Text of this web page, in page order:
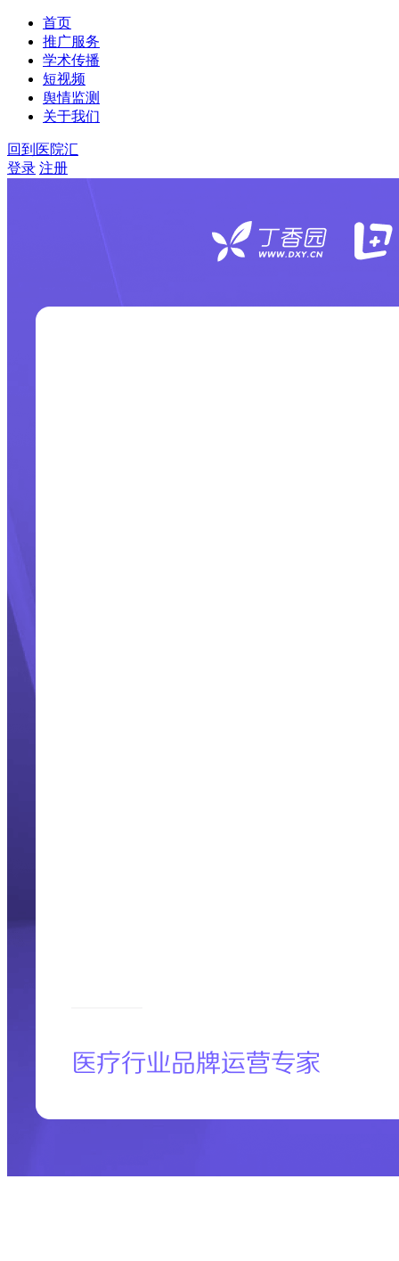
首页
推广服务
学术传播
短视频
舆情监测
关于我们
回到医院汇
登录 注册